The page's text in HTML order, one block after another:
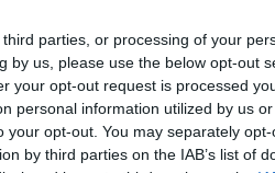
parties, or processing of your
by us, please use the below opt-out
your opt-out request is processed
personal information utilized by us
opt-out. You may separately
by third parties on the IAB’s list of
közötti esetleges
, hogy az Egyesült
szövetségesek között is